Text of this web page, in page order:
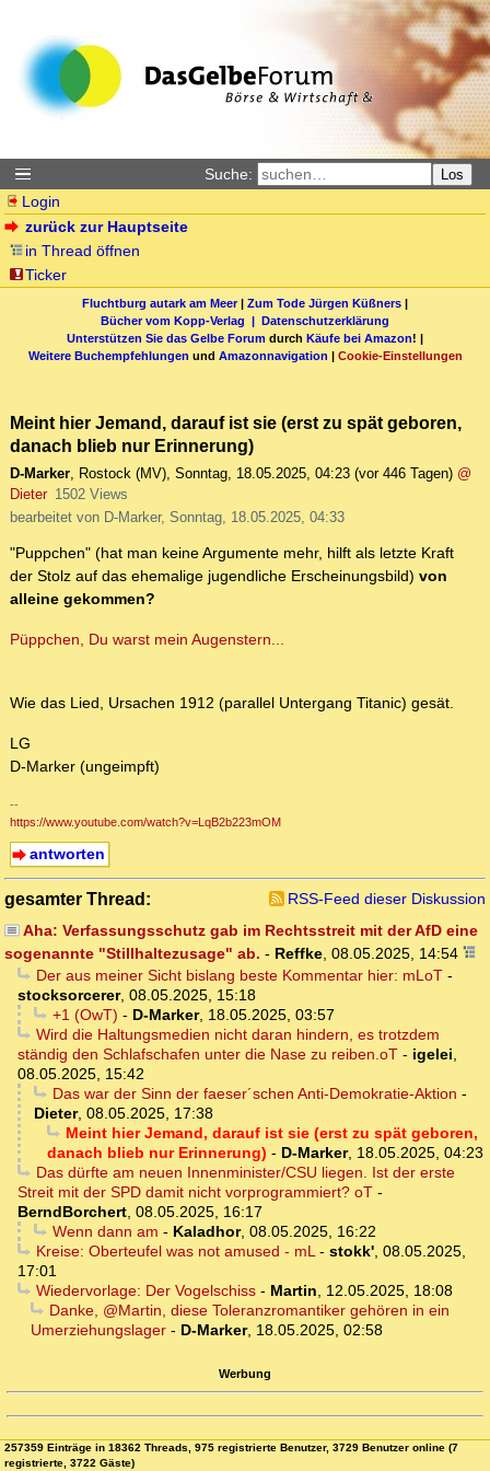
Suche: Los
Login
zurück zur Hauptseite
in Thread öffnen
Ticker
Fluchtburg autark am Meer| Zum Tode Jürgen Küßners |
Bücher vom Kopp-Verlag | Datenschutzerklärung
Unterstützen Sie das Gelbe Forum durch Käufe bei Amazon! |
Weitere Buchempfehlungen und Amazonnavigation | Cookie-Einstellungen
Meint hier Jemand, darauf ist sie (erst zu spät geboren,
danach blieb nur Erinnerung)
D-Marker, Rostock (MV), Sonntag, 18.05.2025, 04:23 (vor 446 Tagen) @
Dieter 1502 Views
bearbeitet von D-Marker, Sonntag, 18.05.2025, 04:33
"Puppchen" (hat man keine Argumente mehr, hilft als letzte Kraft
der Stolz auf das ehemalige jugendliche Erscheinungsbild) von
alleine gekommen?
Püppchen, Du warst mein Augenstern...
Wie das Lied, Ursachen 1912 (parallel Untergang Titanic) gesät.
LG
D-Marker (ungeimpft)
--
https://www.youtube.com/watch?v=LqB2b223mOM
antworten
gesamter Thread:
RSS-Feed dieser Diskussion
Aha: Verfassungsschutz gab im Rechtsstreit mit der AfD eine
sogenannte "Stillhaltezusage" ab. - Reffke, 08.05.2025, 14:54
Der aus meiner Sicht bislang beste Kommentar hier: mLoT-
stocksorcerer, 08.05.2025, 15:18
+1 (OwT) - D-Marker, 18.05.2025, 03:57
Wird die Haltungsmedien nicht daran hindern, es trotzdem
ständig den Schlafschafen unter die Nase zu reiben.oT - igelei,
08.05.2025, 15:42
Das war der Sinn der faeser´schen Anti-Demokratie-Aktion -
Dieter, 08.05.2025, 17:38
Meint hier Jemand, darauf ist sie (erst zu spät geboren,
danach blieb nur Erinnerung) - D-Marker, 18.05.2025, 04:23
Das dürfte am neuen Innenminister/CSU liegen. Ist der erste
Streit mit der SPD damit nicht vorprogrammiert? oT -
BerndBorchert, 08.05.2025, 16:17
Wenn dann am - Kaladhor, 08.05.2025, 16:22
Kreise: Oberteufel was not amused - mL- stokk', 08.05.2025,
17:01
Wiedervorlage: Der Vogelschiss- Martin, 12.05.2025, 18:08
Danke, @Martin, diese Toleranzromantiker gehören in ein
Umerziehungslager - D-Marker, 18.05.2025, 02:58
Werbung
257359 Einträge in 18362 Threads, 975 registrierte Benutzer, 3729 Benutzer online (7
registrierte, 3722 Gäste)